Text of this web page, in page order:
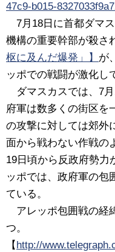
47c9-b015-
7月18日に首都ダマ
機構の重要幹部が殺さ
枢に及んだ爆発」】 が
ッポでの戦闘が激化し
ダマスカスでは、7
府軍は数多くの街区を
の攻撃に対しては郊外
面から戦わない作戦の
19日頃から反政府勢力
ッポでは、政府軍の包
ている。
アレッポ包囲戦の経
つ。
【 http://